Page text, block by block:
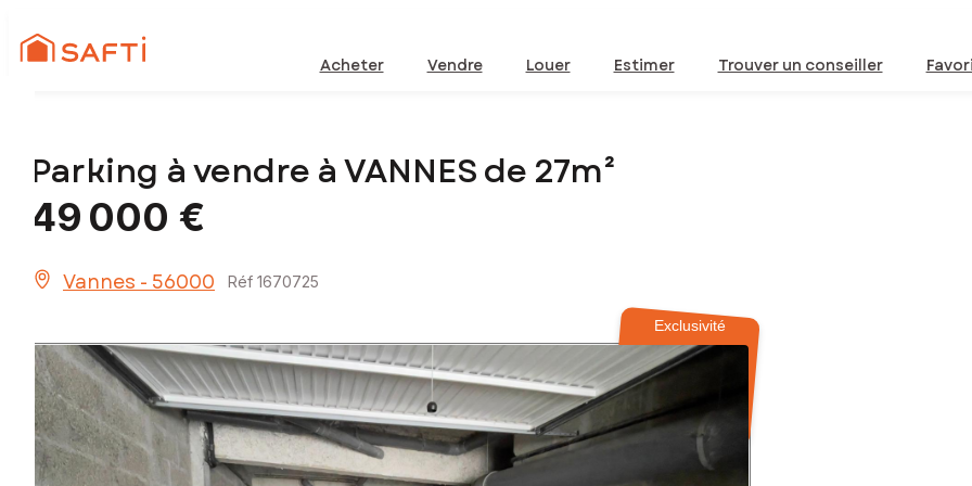
Acheter Vendre Louer Estimer Trouver un conseiller
Parking à vendre à VANNES de 27m²
49 000 €
Vannes - 56000 Réf 1670725
Exclusivité